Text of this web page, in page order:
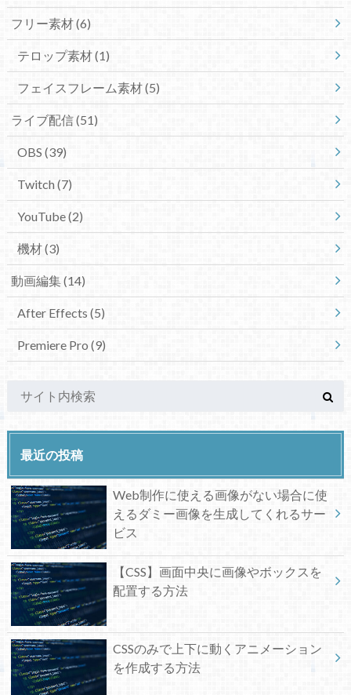
フリー素材(6)
テロップ素材(1)
フェイスフレーム素材(5)
ライブ配信(51)
OBS (39)
Twitch(7)
YouTube(2)
機材(3)
動画編集(14)
After Effects (5)
Premiere Pro(9)
最近の投稿
Web制作に使える画像がない場合に使
えるダミー画像を生成してくれるサー
ビス
【CSS】画面中央に画像やボックスを
配置する方法
CSSのみで上下に動くアニメーション
を作成する方法